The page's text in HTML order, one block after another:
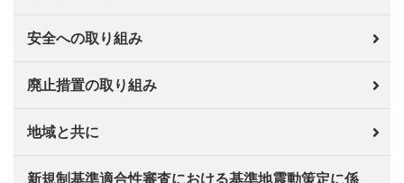
安全への取り組み
廃止措置の取り組み
地域と共に
新規制基準適合性審査における基準地震動策定に係